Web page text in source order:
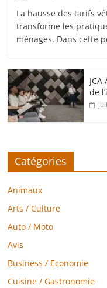
La hausse des tarifs
transforme les
ménages. Dans cette
de
Catégories
Animaux
Arts / Culture
Auto / Moto
Avis
Business / Economie
Cuisine / Gastronomie